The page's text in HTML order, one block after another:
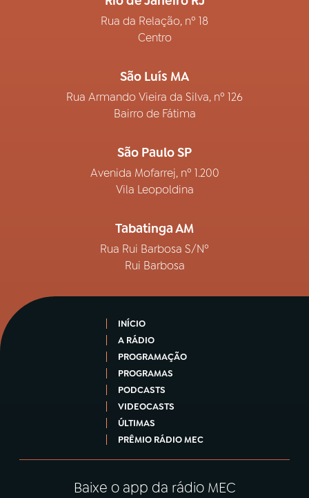
Rua da Relação, nº 18
Centro
São Luís MA
Rua Armando Vieira da Silva, nº 126
Bairro de Fátima
São Paulo SP
Avenida Mofarrej, nº 1.200
Vila Leopoldina
Tabatinga AM
Rua Rui Barbosa S/Nº
Rui Barbosa
INÍCIO
A RÁDIO
PROGRAMAÇÃO
PROGRAMAS
PODCASTS
VIDEOCASTS
ÚLTIMAS
PRÊMIO RÁDIO MEC
Baixe o app da rádio MEC